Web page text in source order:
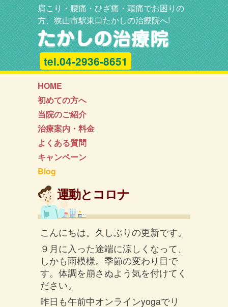
肩こり・腰痛・ひざ痛・頭痛でお困りの
方、狭山市駅東口たかしの治療院へ!
tel.04-2936-8651
HOME
初めての方へ
当院のご紹介
治療案内・料金
よくある質問
キャンペーン
Blog
運動とコロナ
こんにちは。久しぶりの更新です。
９月に入った途端に涼しくなって、
しかも雨模様。季節の変わり目で
す。体調を崩さぬよう気を付けてく
ださい。
昨日も午前中オンラインyogaでリ